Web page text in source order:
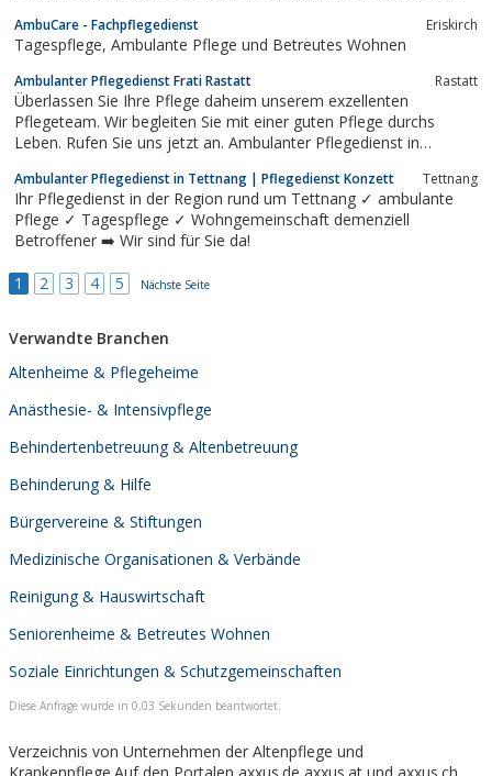
AmbuCare - Fachpflegedienst Eriskirch
Tagespflege, Ambulante Pflege und Betreutes Wohnen
Ambulanter Pflegedienst Frati Rastatt Rastatt
Überlassen Sie Ihre Pflege daheim unserem exzellenten
Pflegeteam. Wir begleiten Sie mit einer guten Pflege durchs
Leben. Rufen Sie uns jetzt an. Ambulanter Pflegedienst in
Ambulanter Pflegedienst in Tettnang | Pflegedienst Konzett Tettnang
Ihr Pflegedienst in der Region rund um Tettnang ✓ ambulante
Pflege ✓ Tagespflege ✓ Wohngemeinschaft demenziell
Betroffener ➡️ Wir sind für Sie da!
1 2 3 4 5 Nächste Seite
Verwandte Branchen
Altenheime & Pflegeheime
Anästhesie- & Intensivpflege
Behindertenbetreuung & Altenbetreuung
Behinderung & Hilfe
Bürgervereine & Stiftungen
Medizinische Organisationen & Verbände
Reinigung & Hauswirtschaft
Seniorenheime & Betreutes Wohnen
Soziale Einrichtungen & Schutzgemeinschaften
Diese Anfrage wurde in 0,03 Sekunden beantwortet.
Verzeichnis von Unternehmen der Altenpflege und